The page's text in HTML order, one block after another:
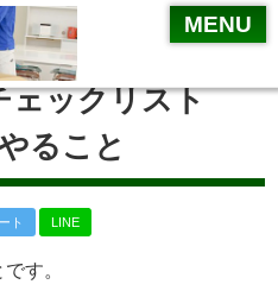
MENU
ト
ェックリスト
ること
ト LINE
す。